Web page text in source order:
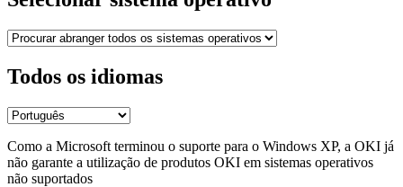
Todos os idiomas
Como a Microsoft terminou o suporte para o Windows XP, a OKI já
não garante a utilização de produtos OKI em sistemas operativos
não suportados